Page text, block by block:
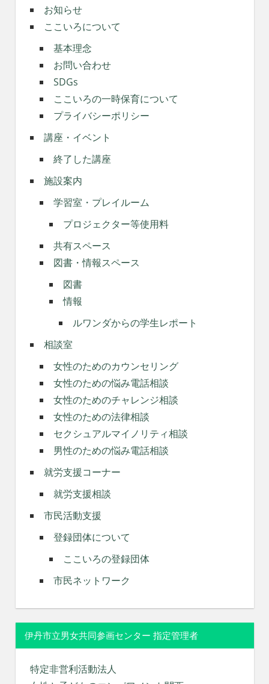
お知らせ
ここいろについて
基本理念
お問い合わせ
SDGs
ここいろの一時保育について
プライバシーポリシー
講座・イベント
終了した講座
施設案内
学習室・プレイルーム
プロジェクター等使用料
共有スペース
図書・情報スペース
図書
情報
ルワンダからの学生レポート
相談室
女性のためのカウンセリング
女性のための悩み電話相談
女性のためのチャレンジ相談
女性のための法律相談
セクシュアルマイノリティ相談
男性のための悩み電話相談
就労支援コーナー
就労支援相談
市民活動支援
登録団体について
ここいろの登録団体
市民ネットワーク
伊丹市立男女共同参画センター 指定管理者
特定非営利活動法人